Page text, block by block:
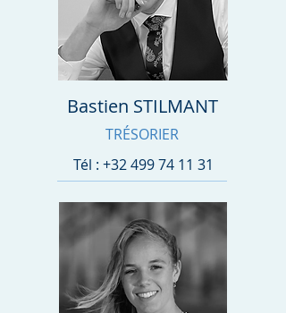
Bastien STILMANT
TRÉSORIER
Tél : +32 499 74 11 31